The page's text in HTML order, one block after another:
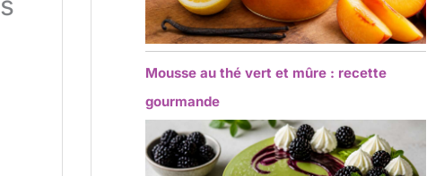
Mousse au thé vert et mûre : recette
gourmande